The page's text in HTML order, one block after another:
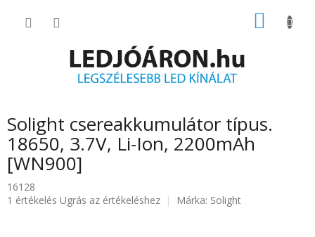
KOSÁR
Solight csereakkumulátor típus.
18650, 3.7V, Li-Ion, 2200mAh
[WN900]
16128
A1 értékelés Ugrás az értékeléshez Márka: Solight